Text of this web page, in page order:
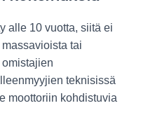
alle 10 vuotta, siitä ei
tai
teknisissä
moottoriin kohdistuvia